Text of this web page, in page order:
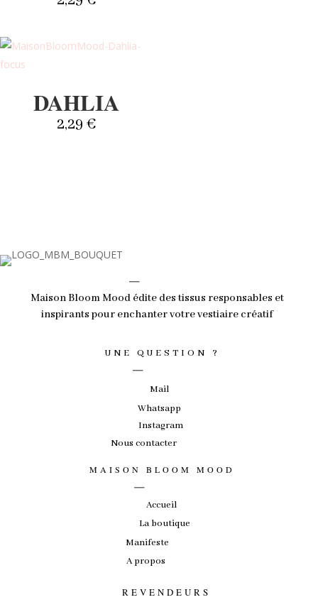
DAHLIA
2,29 €
Maison Bloom Mood édite des tissus responsables et
inspirants pour enchanter votre vestiaire créatif
UNE QUESTION ?
_
Mail
Whatsapp
Instagram
Nous contacter
_
Accueil
La boutique
Manifeste
A propos
MAISON BLOOM MOOD
REVENDEURS
_